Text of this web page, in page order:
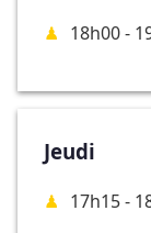
18h00 -
Jeudi
17h15 -